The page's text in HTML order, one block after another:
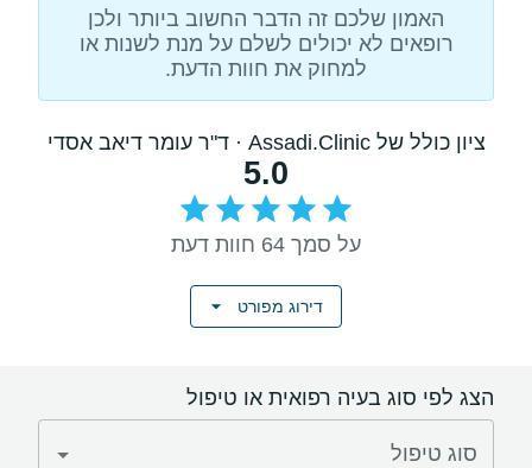
האמון שלכם זה הדבר החשוב ביותר ולכן
רופאים לא יכולים לשלם על מנת לשנות או
למחוק את חוות הדעת.
ציון כולל של Assadi.Clinic · ד"ר עומר דיאב אסדי
5.0
על סמך 64 חוות דעת
דירוג מפורט
הצג לפי סוג בעיה רפואית או טיפול
סוג טיפול